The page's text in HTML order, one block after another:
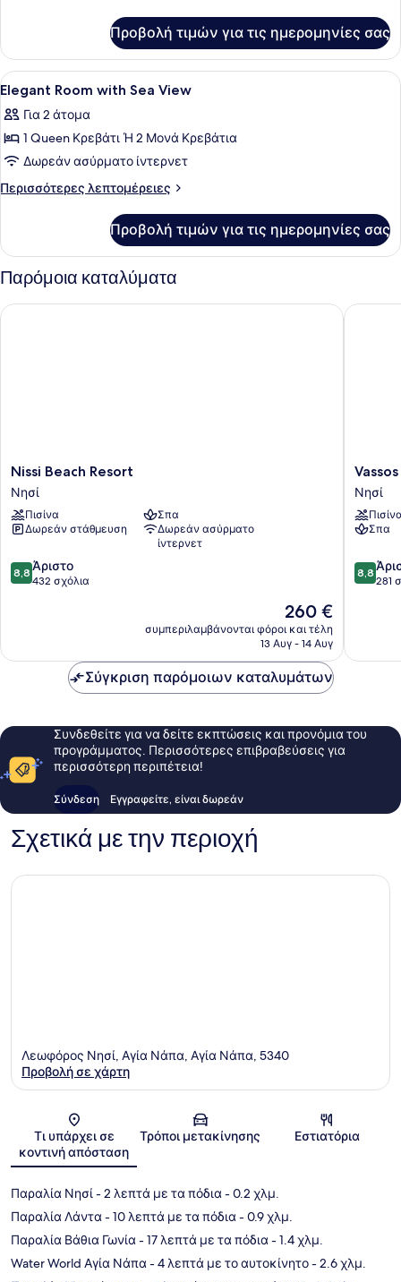
Room
Προβολή τιμών για τις ημερομηνίες σας
Προβολή
όλων
των
φωτογραφιών
για
Elegant
Sea
View
Χρηματοκιβώτιο στο δωμάτιο,
3
Elegant Room with Sea View
Για 2 άτομα
1 Queen Κρεβάτι Ή 2 Μονά Κρεβάτια
Δωρεάν ασύρματο ίντερνετ
Περισσότερες λεπτομέρειες
Περισσότερες
Room
with
Sea
View
Προβολή τιμών για τις ημερομηνίες σας
Παρόμοια καταλύματα
Nissi
Beach
Resort
Νησί
Nissi Beach Resort
Νησί
Πισίνα
Σπα
Δωρεάν στάθμευση
Δωρεάν ασύρματο
ίντερνετ
8.8
στα
8,8 Άριστο
432 σχόλια
Η
τιμή
είναι
260 €
συμπεριλαμβάνονται φόροι και τέλη
13 Αυγ - 14 Αυγ
Nissi Beach Resort
Vassos
Nissi
Plage
Hotel
&
Νησί
Νησί
Σπα
8.8
στα
8,8
281
Vassos
Σύγκριση παρόμοιων καταλυμάτων
Συνδεθείτε για να δείτε εκπτώσεις και προνόμια του
προγράμματος. Περισσότερες επιβραβεύσεις για
περισσότερη περιπέτεια!
Σύνδεση Εγγραφείτε, είναι δωρεάν
Σχετικά με την περιοχή
Χάρτης
Λεωφόρος Νησί, Αγία Νάπα, Αγία Νάπα, 5340
Προβολή σε χάρτη
Τι υπάρχει σε
κοντινή απόσταση
Τρόποι μετακίνησης Εστιατόρια
Παραλία Νησί- 2 λεπτά με τα πόδια- 0.2 χλμ.
Παραλία Λάντα- 10 λεπτά με τα πόδια- 0.9 χλμ.
Παραλία Βάθια Γωνία- 17 λεπτά με τα πόδια- 1.4 χλμ.
Water World Αγία Νάπα- 4 λεπτά με το αυτοκίνητο- 2.6 χλμ.